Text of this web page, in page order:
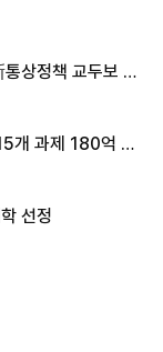
상정책 교두보 활
개 과제 180억 지
선정